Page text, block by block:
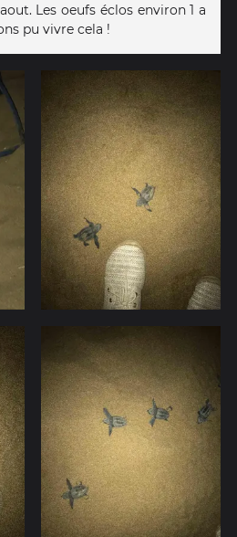
Les oeufs éclos environ 1 a
pu vivre cela !